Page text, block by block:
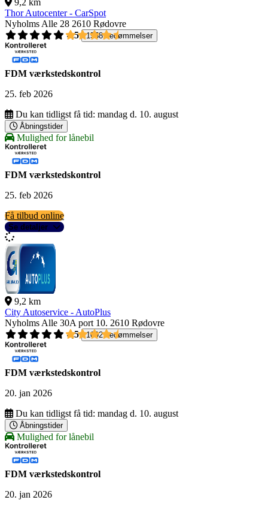
9,2 km
Thor Autocenter - CarSpot
Nyholms Alle 28 2610 Rødovre
4,5
1558 bedømmelser
FDM værkstedskontrol
25. feb 2026
Du kan tidligst få tid: mandag d. 10. august
Åbningstider
Mulighed for lånebil
FDM værkstedskontrol
25. feb 2026
Få tilbud online
Se detaljer
9,2 km
City Autoservice - AutoPlus
Nyholms Alle 30A port 10. 2610 Rødovre
4,5
1092 bedømmelser
FDM værkstedskontrol
20. jan 2026
Du kan tidligst få tid: mandag d. 10. august
Åbningstider
Mulighed for lånebil
FDM værkstedskontrol
20. jan 2026